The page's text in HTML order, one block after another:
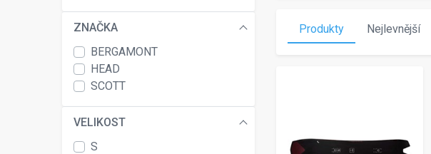
ZNAČKA
BERGAMONT
HEAD
SCOTT
VELIKOST
S
Produkty Nejlevnější